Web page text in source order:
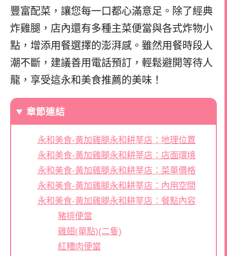
豐富配菜，讓您每一口都心滿意足。除了經典
炸雞腿，店內還有多種主菜便當與各式炸物小
點，增添用餐選擇的澎湃感。雖然用餐時段人
潮不斷，建議善用電話預訂，輕鬆避開等待人
龍，享受這永和美食推薦的美味！
章節連結
永和美食-黃加雞腿永和耕莘店：地理位置
永和美食-黃加雞腿永和耕莘店：店面環境
永和美食-黃加雞腿永和耕莘店：菜單價格
永和美食-黃加雞腿永和耕莘店：內用空間
永和美食-黃加雞腿永和耕莘店：餐點內容
豬排便當
雞翅(單點)(二隻)
紅糟肉便當